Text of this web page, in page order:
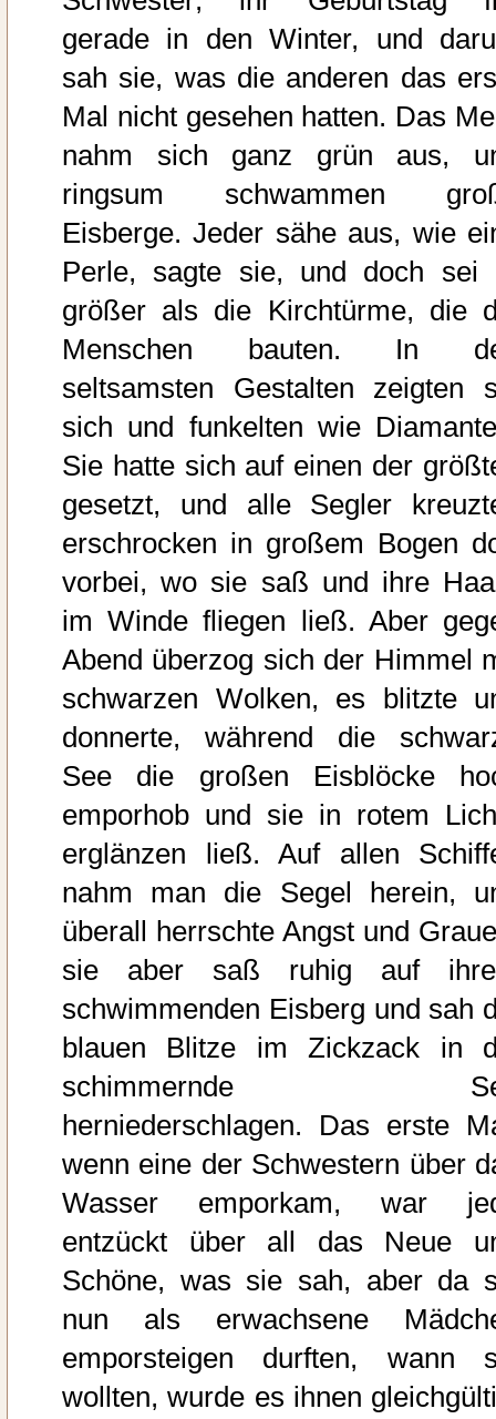
gerade in den Winter, und
sah sie, was die anderen das
Mal nicht gesehen hatten. Das
nahm sich ganz grün aus,
ringsum schwammen
Eisberge. Jeder sähe aus, wie
Perle, sagte sie, und doch sei
größer als die Kirchtürme, die
Menschen bauten. In
seltsamsten Gestalten zeigten
sich und funkelten wie
Sie hatte sich auf einen der
gesetzt, und alle Segler
erschrocken in großem Bogen
vorbei, wo sie saß und ihre
im Winde fliegen ließ. Aber
Abend überzog sich der Himmel
schwarzen Wolken, es blitzte
donnerte, während die
See die großen Eisblöcke
emporhob und sie in rotem
erglänzen ließ. Auf allen
nahm man die Segel herein,
überall herrschte Angst und
sie aber saß ruhig auf
schwimmenden Eisberg und sah
blauen Blitze im Zickzack in
schimmernde
herniederschlagen. Das erste
wenn eine der Schwestern über
Wasser emporkam, war
entzückt über all das Neue
Schöne, was sie sah, aber da
nun als erwachsene
emporsteigen durften, wann
wollten, wurde es ihnen